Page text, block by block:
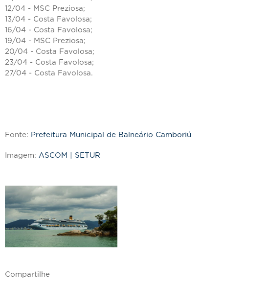
12/04 - MSC Preziosa;
13/04 - Costa Favolosa;
16/04 - Costa Favolosa;
19/04 - MSC Preziosa;
20/04 - Costa Favolosa;
23/04 - Costa Favolosa;
27/04 - Costa Favolosa.
Fonte: Prefeitura Municipal de Balneário Camboriú
Imagem: ASCOM | SETUR
Compartilhe